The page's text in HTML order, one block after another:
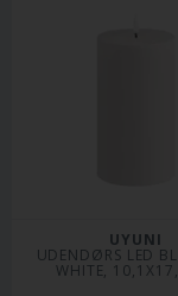
UYUNI
UDENDØRS LED
WHITE,